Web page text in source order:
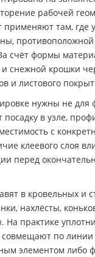
рабочей
там, где
счёт формы
снежной крошки
и листового
нужны не для
посадку в узле,
с
клеевого слоя
перед
в кровельных и
нахлёсты,
На практике
совмещают по
элементом либо